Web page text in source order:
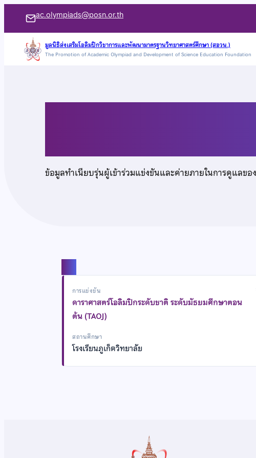
เนื้อหา
ac.olympiads@posn.or.th
มูลนิธิส่งเสริมโอลิมปิกวิชาการและพัฒนามาตรฐานวิทยาศาสตร์ศึกษา (สอวน.)
The Promotion of Academic Olympiad and Development of Science Education Foundation
ข้อมูลทำเนียบรุ่นผู้เข้าร่วมแข่งขันและค่ายภายในการดูแลข
การแข่งขัน
ดาราศาสตร์โอลิมปิกระดับชาติ ระดับมัธยมศึกษาตอน
ต้น (TAOJ)
สถานศึกษา
โรงเรียนภูเก็ตวิทยาลัย